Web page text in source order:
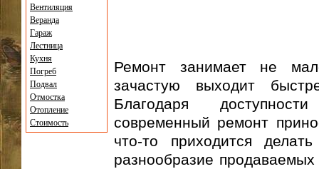
Ремонт занимает не
зачастую выходит
Благодаря
современный ремонт
что-то приходится
разнообразие
Вентиляция
Веранда
Гараж
Лестница
Кухня
Погреб
Подвал
Отмостка
Отопление
Стоимость